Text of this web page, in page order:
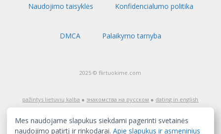
Naudojimo taisyklės Konfidencialumo politika
DMCA Palaikymo tarnyba
2025 © flirtuokime.com
pažintys lietuvių kalba ● знакомства на русском ● dating in english
18 metų amžiaus. Jeigu jūs dar nesate pasiekę pilnametystės,
nedelsiant išeikite iš šio tinklapio! Tinklapio turinys, įskaitant tai, ką
skelbia užregistruoti naudotojai, yra skirtas tik pažintims, ir jį gali
Mes naudojame slapukus siekdami pagerinti svetainės
naudojimo patirtį ir rinkodarai. Apie slapukus ir asmeninius